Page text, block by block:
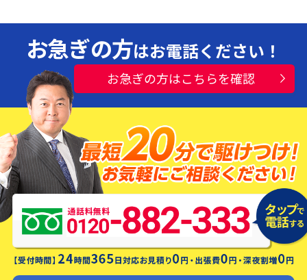
お急ぎの方はお電話ください！
お急ぎの方はこちらを確認
水漏れ・つまり・修理お電話一本ですぐ
にお伺いします！